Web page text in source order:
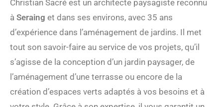
Christian Sacré est un architecte paysagiste reconnu
à Seraing et dans ses environs, avec 35 ans
d’expérience dans l’aménagement de jardins. Il met
tout son savoir-faire au service de vos projets, qu’il
s’agisse de la conception d’un jardin paysager, de
l’aménagement d’une terrasse ou encore de la
création d’espaces verts adaptés à vos besoins et à